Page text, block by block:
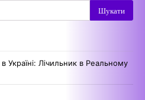
Україні: Лічильник в Реальному